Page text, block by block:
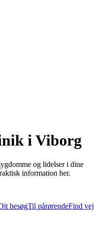
i Viborg
og lidelser i dine
information her.
besøgTil pårørendeFind vej